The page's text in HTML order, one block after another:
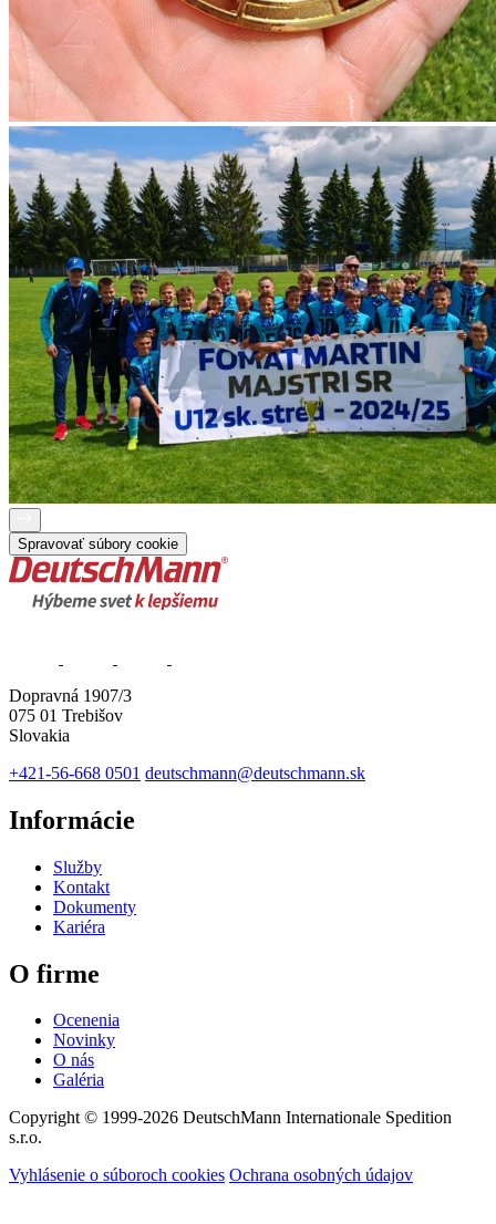
Spravovať súbory cookie
Dopravná 1907/3
075 01 Trebišov
Slovakia
+421-56-668 0501 deutschmann@deutschmann.sk
Informácie
Služby
Kontakt
Dokumenty
Kariéra
O firme
Ocenenia
Novinky
O nás
Galéria
Copyright © 1999-2026 DeutschMann Internationale Spedition
s.r.o.
Vyhlásenie o súboroch cookies Ochrana osobných údajov